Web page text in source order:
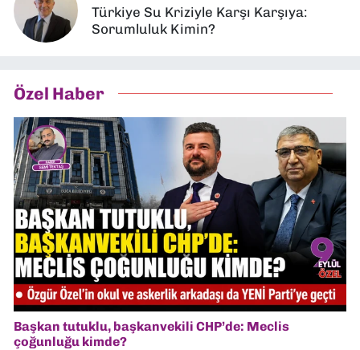
Türkiye Su Kriziyle Karşı Karşıya:
Sorumluluk Kimin?
Özel Haber
Başkan tutuklu, başkanvekili CHP’de: Meclis
çoğunluğu kimde?